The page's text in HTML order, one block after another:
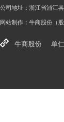
公司地址：浙江省浦江
网站制作： 牛商股份 （
牛商股份 单